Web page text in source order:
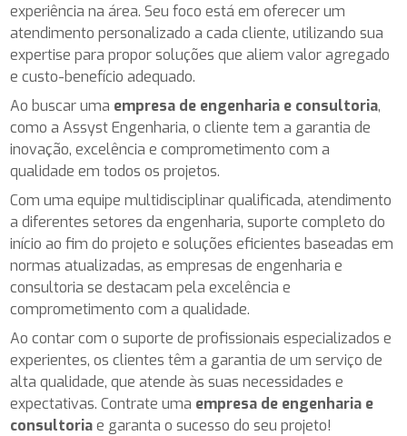
experiência na área. Seu foco está em oferecer um
atendimento personalizado a cada cliente, utilizando sua
expertise para propor soluções que aliem valor agregado
e custo-benefício adequado.
Ao buscar uma empresa de engenharia e consultoria,
como a Assyst Engenharia, o cliente tem a garantia de
inovação, excelência e comprometimento com a
qualidade em todos os projetos.
Com uma equipe multidisciplinar qualificada, atendimento
a diferentes setores da engenharia, suporte completo do
início ao fim do projeto e soluções eficientes baseadas em
normas atualizadas, as empresas de engenharia e
consultoria se destacam pela excelência e
comprometimento com a qualidade.
Ao contar com o suporte de profissionais especializados e
experientes, os clientes têm a garantia de um serviço de
alta qualidade, que atende às suas necessidades e
expectativas. Contrate uma empresa de engenharia e
consultoriae garanta o sucesso do seu projeto!